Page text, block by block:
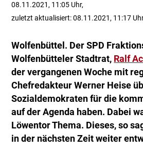
08.11.2021, 11:05 Uhr,
zuletzt aktualisiert: 08.11.2021, 11:17
Wolfenbüttel. Der SPD
Wolfenbütteler Stadtrat, Ralf
der vergangenen Woche mit
Chefredakteur Werner Heise
Sozialdemokraten für die
auf der Agenda haben. Dabei
Löwentor Thema. Dieses, so
in der nächsten Zeit weiter